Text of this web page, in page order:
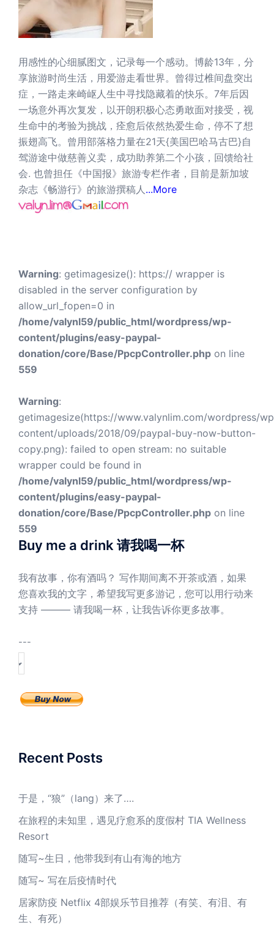
用感性的心细腻图文，记录每一个感动。博龄13年，分
享旅游时尚生活，用爱游走看世界。曾得过椎间盘突出
症，一路走来崎岖人生中寻找隐藏着的快乐。7年后因
一场意外再次复发，以开朗积极心态勇敢面对接受，视
生命中的考验为挑战，痊愈后依然热爱生命，停不了想
振翅高飞。曾用部落格力量在21天{美国巴哈马古巴}自
驾游途中做慈善义卖，成功助养第二个小孩，回馈给社
会. 也曾担任《中国报》旅游专栏作者，目前是新加坡
杂志《畅游行》的旅游撰稿人 ...More
Warning: getimagesize(): https:// wrapper is
disabled in the server configuration by
allow_url_fopen=0 in
/home/valynl59/public_html/wordpress/wp-
content/plugins/easy-paypal-
donation/core/Base/PpcpController.php on line
559
Warning:
getimagesize(https://www.valynlim.com/wordpress/
content/uploads/2018/09/paypal-buy-now-button-
copy.png): failed to open stream: no suitable
wrapper could be found in
/home/valynl59/public_html/wordpress/wp-
content/plugins/easy-paypal-
donation/core/Base/PpcpController.php on line
559
Buy me a drink 请我喝一杯
我有故事，你有酒吗？ 写作期间离不开茶或酒，如果
您喜欢我的文字，希望我写更多游记，您可以用行动来
支持 ——— 请我喝一杯，让我告诉你更多故事。
---
Recent Posts
于是，“狼”（lang）来了….
在旅程的未知里，遇见疗愈系的度假村 TIA Wellness
Resort
随写~生日，他带我到有山有海的地方
随写~ 写在后疫情时代
居家防疫 Netflix 4部娱乐节目推荐（有笑、有泪、有
生、有死）